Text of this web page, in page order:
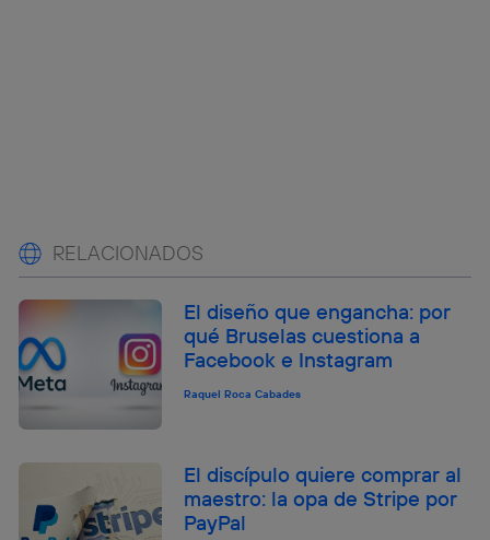
RELACIONADOS
El diseño que engancha: por
qué Bruselas cuestiona a
Facebook e Instagram
Raquel Roca Cabades
El discípulo quiere comprar al
maestro: la opa de Stripe por
PayPal